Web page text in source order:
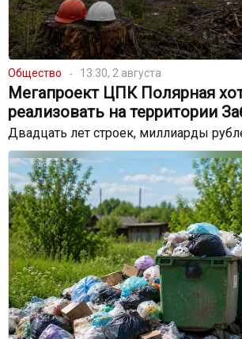
Общество 13:30, 2 августа
Мегапроект ЦПК Полярная
реализовать на территории
Двадцать лет строек, миллиарды